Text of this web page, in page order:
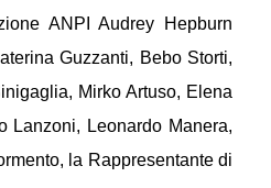
ANPI Audrey Hepburn
Guzzanti, Bebo Storti,
Mirko Artuso, Elena
Lanzoni, Leonardo Manera,
la Rappresentante di